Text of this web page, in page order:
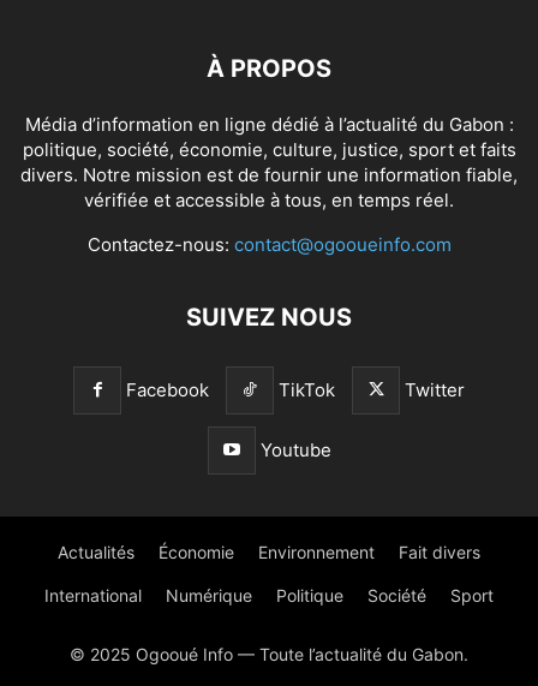
À PROPOS
Média d’information en ligne dédié à l’actualité du Gabon :
politique, société, économie, culture, justice, sport et faits
divers. Notre mission est de fournir une information fiable,
vérifiée et accessible à tous, en temps réel.
Contactez-nous: contact@ogooueinfo.com
SUIVEZ NOUS
Facebook TikTok Twitter
Youtube
Actualités Économie Environnement Fait divers
International Numérique Politique Société Sport
© 2025 Ogooué Info — Toute l’actualité du Gabon.